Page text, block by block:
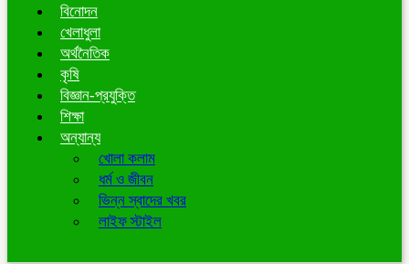
বিনোদন
খেলাধুলা
অর্থনৈতিক
কৃষি
বিজ্ঞান-প্রযুক্তি
শিক্ষা
অন্যান্য
খোলা কলাম
ধর্ম ও জীবন
ভিন্ন স্বাদের খবর
লাইফ স্টাইল